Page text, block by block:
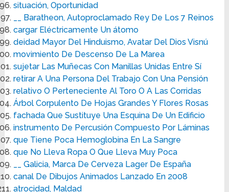
situación, Oportunidad
__ Baratheon, Autoproclamado Rey De Los 7 Reinos
cargar Eléctricamente Un átomo
deidad Mayor Del Hinduismo, Avatar Del Dios Visnú
movimiento De Descenso De La Marea
sujetar Las Muñecas Con Manillas Unidas Entre Sí
retirar A Una Persona Del Trabajo Con Una Pensión
relativo O Perteneciente Al Toro O A Las Corridas
Árbol Corpulento De Hojas Grandes Y Flores Rosas
fachada Que Sustituye Una Esquina De Un Edificio
instrumento De Percusión Compuesto Por Láminas
que Tiene Poca Hemoglobina En La Sangre
que No Lleva Ropa O Que Lleva Muy Poca
__ Galicia, Marca De Cerveza Lager De España
canal De Dibujos Animados Lanzado En 2008
atrocidad, Maldad